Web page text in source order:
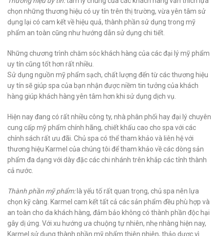
chọn những thương hiệu có uy tín trên thị trường, vừa yên tâm sử
dụng lại có cam kết về hiệu quả, thành phần sử dụng trong mỹ
phẩm an toàn cũng như hướng dẫn sử dụng chi tiết.
Những chương trình chăm sóc khách hàng của các đại lý mỹ phẩm
uy tín cũng tốt hơn rất nhiều.
Sử dụng nguồn mỹ phẩm sạch, chất lượng đến từ các thương hiệu
uy tín sẽ giúp spa của bạn nhận được niềm tin tưởng của khách
hàng giúp khách hàng yên tâm hơn khi sử dụng dịch vụ.
Hiện nay đang có rất nhiều công ty, nhà phân phối hay đại lý chuyên
cung cấp mỹ phẩm chính hãng, chiết khấu cao cho spa với các
chính sách rất ưu đãi. Chủ spa có thể tham khảo và liên hệ với
thương hiệu Karmel của chúng tôi để tham khảo về các dòng sản
phẩm đa dạng với dày đặc các chi nhánh trên khắp các tỉnh thành
cả nước.
Thành phần mỹ phẩm: là yếu tố rất quan trọng, chủ spa nên lựa
chọn kỹ càng. Karmel cam kết tất cả các sản phẩm đều phù hợp và
an toàn cho da khách hàng, đảm bảo không có thành phần độc hại
gây dị ứng. Với xu hướng ưa chuộng tự nhiên, nhẹ nhàng hiện nay,
Karmel sử dụng thành phần mỹ phẩm thiên nhiên, thảo dược vì